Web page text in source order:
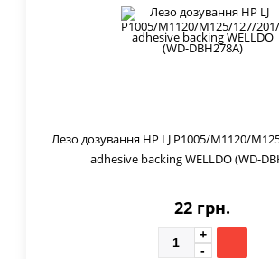
Лезо дозування HP LJ P1005/M1120/
adhesive backing WELLDO (WD-
22 грн.